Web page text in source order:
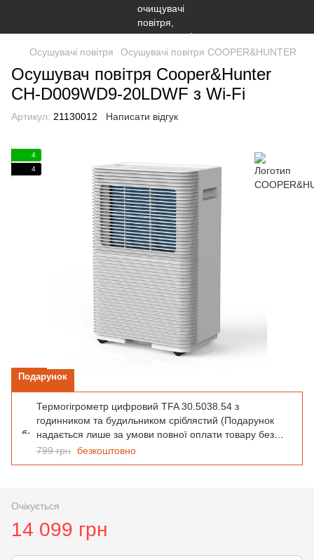
Осушувачі повітря Осушувачі повітря COOPER&HUNTER
Осушувач повітря Cooper&Hunter
CH-D009WD9-20LDWF з Wi-Fi
Артикул: 21130012 Написати відгук
4
4
Подарунок
Термогігрометр цифровий TFA 30.5038.54 з
годинником та будильником сріблястий (Подарунок
надається лише за умови повної оплати товару без
використання додаткових знижок чи промо-кодів. При
покупці в кредит, оплаті частинами подарунок не
799 грн безкоштовно
Очікується
14 099 грн